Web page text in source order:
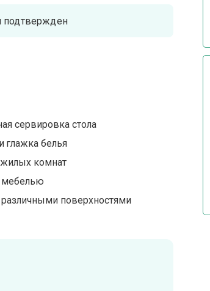
подтвержден
сервировка стола
глажка белья
комнат
мебелью
различными поверхностями